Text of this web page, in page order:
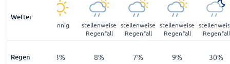
Wetter
sonnig
stellenweise
Regenfall
stellenweise
Regenfall
stellenweise
Regenfall
Regenfall
Regen
6% 3% 8% 7% 9% 30%